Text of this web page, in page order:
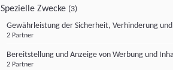
Spezielle Zwecke (3)
Gewährleistung der Sicherheit, Verhinderung
2 Partner
Bereitstellung und Anzeige von Werbung und
2 Partner